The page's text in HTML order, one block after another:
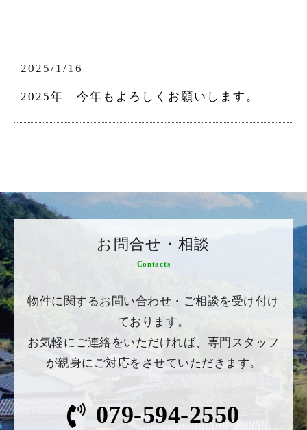
2025/1/16
2025年 今年もよろしくお願いします。
お問合せ・相談
Contacts
物件に関するお問い合わせ・ご相談を受け付け
ております。
お気軽にご連絡をいただければ、専門スタッフ
が親身にご対応をさせていただきます。
079-594-2550